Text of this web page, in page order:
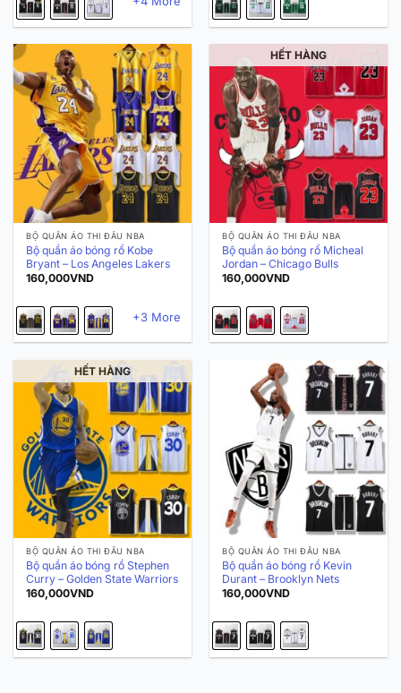
BỘ QUẦN ÁO THI ĐẤU NBA
Bộ quần áo bóng rổ Kobe
Bryant – Los Angeles Lakers
160,000VND
+3 More
HẾT HÀNG
BỘ QUẦN ÁO THI ĐẤU NBA
Bộ quần áo bóng rổ Micheal
Jordan – Chicago Bulls
160,000VND
HẾT HÀNG
BỘ QUẦN ÁO THI ĐẤU NBA
Bộ quần áo bóng rổ Stephen
Curry – Golden State Warriors
160,000VND
BỘ QUẦN ÁO THI ĐẤU NBA
Bộ quần áo bóng rổ Kevin
Durant – Brooklyn Nets
160,000VND